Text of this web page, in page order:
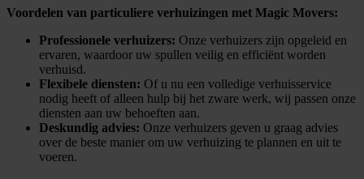
Voordelen van particuliere verhuizingen met Magic Movers:
Professionele verhuizers: Onze verhuizers zijn opgeleid en
ervaren, waardoor uw spullen veilig en efficiënt worden
verhuisd.
Flexibele diensten: Of u nu een volledige verhuisservice
nodig heeft of alleen hulp bij het zware werk, wij passen onze
diensten aan uw behoeften aan.
Deskundig advies: Onze verhuizers geven u graag advies
over de beste manier om uw verhuizing te plannen en uit te
voeren.